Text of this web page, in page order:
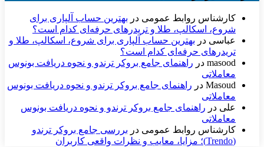
کارشناس روابط عمومی در بهترین حساب آلپاری برای
شروع، اسکالپ، طلا و تریدرهای حرفه‌ای کدام است؟
عباسی در بهترین حساب آلپاری برای شروع، اسکالپ، طلا و
تریدرهای حرفه‌ای کدام است؟
masood در راهنمای جامع بروکر ترندو و نحوه دریافت بونوس
معاملاتی
Masoud در راهنمای جامع بروکر ترندو و نحوه دریافت بونوس
معاملاتی
علی در راهنمای جامع بروکر ترندو و نحوه دریافت بونوس
معاملاتی
کارشناس روابط عمومی در بررسی جامع بروکر ترندو
(Trendo)؛ مزایا، معایب و نظرات واقعی کاربران